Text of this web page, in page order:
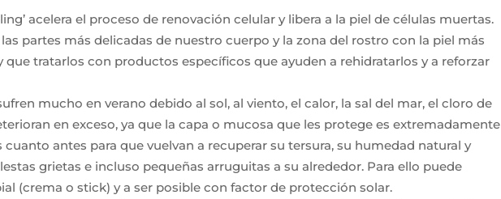
acelera el proceso de renovación celular y libera a la piel de células muertas.
partes más delicadas de nuestro cuerpo y la zona del rostro con la piel más
que tratarlos con productos específicos que ayuden a rehidratarlos y a reforzar
mucho en verano debido al sol, al viento, el calor, la sal del mar, el cloro de
en exceso, ya que la capa o mucosa que les protege es extremadamente
cuanto antes para que vuelvan a recuperar su tersura, su humedad natural y
grietas e incluso pequeñas arruguitas a su alrededor. Para ello puede
(crema o stick) y a ser posible con factor de protección solar.